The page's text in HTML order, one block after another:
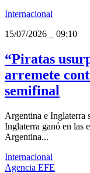
Internacional
15/07/2026
09:10
“Piratas
arremete
semifinal
Argentina e Inglaterra
Inglaterra ganó en las
Argentina...
Internacional
Agencia EFE